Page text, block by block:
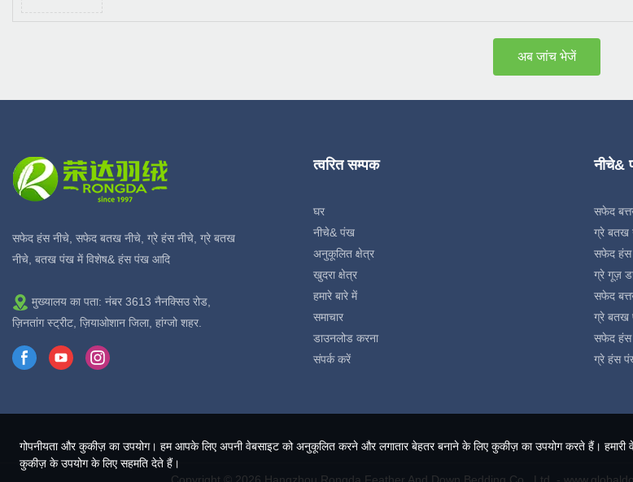
अब जांच भेजें
सफेद हंस नीचे, सफेद बतख नीचे, ग्रे हंस नीचे, ग्रे बतख
नीचे, बतख पंख में विशेष& हंस पंख आदि
मुख्यालय का पता: नंबर 3613 नैनक्सिउ रोड,
ज़िनतांग स्ट्रीट, ज़ियाओशान जिला, हांग्जो शहर.
त्वरित सम्पक
घर
नीचे& पंख
अनुकूलित क्षेत्र
खुदरा क्षेत्र
हमारे बारे में
समाचार
डाउनलोड करना
संपर्क करें
नीचे&
सफेद
ग्रे बतख
सफेद हंस
ग्रे गूज़
सफेद
ग्रे बतख
सफेद
ग्रे हंस
गोपनीयता और कुकीज़ का उपयोग। हम आपके लिए अपनी वेबसाइट को अनुकूलित करने और लगातार बेहतर बनाने के लिए कुकीज़ का उपयोग करते हैं।
कुकीज़ के उपयोग के लिए सहमति देते हैं।